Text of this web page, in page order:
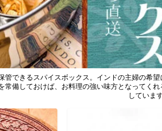
管できるスパイスボックス。インドの主婦の希
常備しておけば、お料理の強い味方となってく
していま